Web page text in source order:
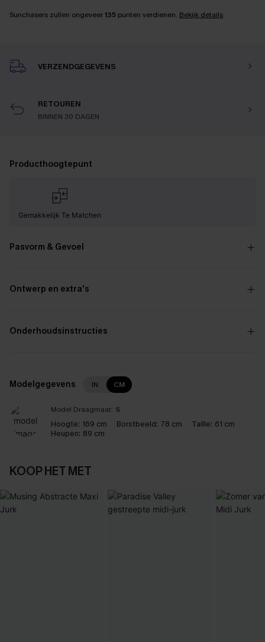
Sunchasers zullen ongeveer135 punten verdienen. Bekijk details
VERZENDGEGEVENS
RETOUREN
BINNEN 30 DAGEN
Producthoogtepunt
Gemakkelijk Te Matchen
Pasvorm & Gevoel
Ontwerp en extra's
Onderhoudsinstructies
Modelgegevens IN CM
Model Draagmaat: S
Hoogte: 169 cm Borstbeeld: 78 cm Taille: 61 cm
Heupen: 89 cm
KOOP HET MET